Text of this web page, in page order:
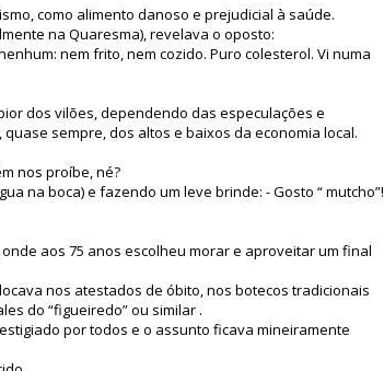
como alimento danoso e prejudicial à saúde.
na Quaresma), revelava o oposto:
nem frito, nem cozido. Puro colesterol. Vi numa
dos vilões, dependendo das especulações e
sempre, dos altos e baixos da economia local.
nos proíbe, né?
na boca) e fazendo um leve brinde: - Gosto “ mutcho”!
aos 75 anos escolheu morar e aproveitar um final
nos atestados de óbito, nos botecos tradicionais
do “figueiredo” ou similar .
por todos e o assunto ficava mineiramente